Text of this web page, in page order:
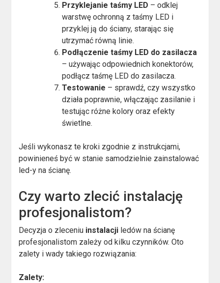
Przyklejanie taśmy LED – odklej
warstwę ochronną z taśmy LED i
przyklej ją do ściany, starając się
utrzymać równą linie.
Podłączenie taśmy LED do zasilacza
– używając odpowiednich konektorów,
podłącz taśmę LED do zasilacza.
Testowanie – sprawdź, czy wszystko
działa poprawnie, włączając zasilanie i
testując różne kolory oraz efekty
świetlne.
Jeśli wykonasz te kroki zgodnie z instrukcjami,
powinieneś być w stanie samodzielnie zainstalować
led-y na ścianę.
Czy warto zlecić instalację
profesjonalistom?
Decyzja o zleceniu instalacji ledów na ścianę
profesjonalistom zależy od kilku czynników. Oto
zalety i wady takiego rozwiązania:
Zalety: